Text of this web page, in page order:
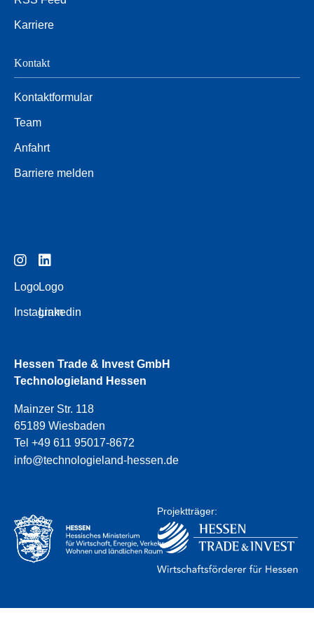
Karriere
Kontakt
Kontaktformular
Team
Anfahrt
Barriere melden
Logo
Instagram
Logo
Linkedin
Hessen Trade & Invest GmbH
Technologieland Hessen
Mainzer Str. 118
65189 Wiesbaden
Tel +49 611 95017-8672
info@technologieland-hessen.de
Projektträger: